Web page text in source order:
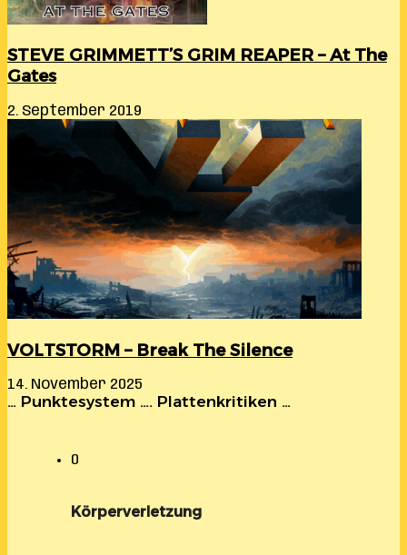
STEVE GRIMMETT’S GRIM REAPER – At The
Gates
2. September 2019
VOLTSTORM – Break The Silence
14. November 2025
… Punktesystem …. Plattenkritiken …
0
Körperverletzung